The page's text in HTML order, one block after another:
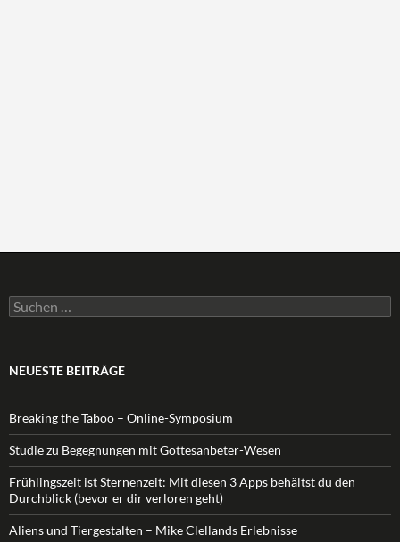
Suchen
nach:
NEUESTE BEITRÄGE
Breaking the Taboo – Online-Symposium
Studie zu Begegnungen mit Gottesanbeter-Wesen
Frühlingszeit ist Sternenzeit: Mit diesen 3 Apps behältst du den
Durchblick (bevor er dir verloren geht)
Aliens und Tiergestalten – Mike Clellands Erlebnisse